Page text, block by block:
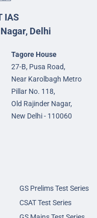
IAS
Delhi
Tagore House
27-B, Pusa Road,
Near Karolbagh Metro
Pillar No. 118,
Old Rajinder Nagar,
New Delhi - 110060
GS Prelims Test Series
CSAT Test Series